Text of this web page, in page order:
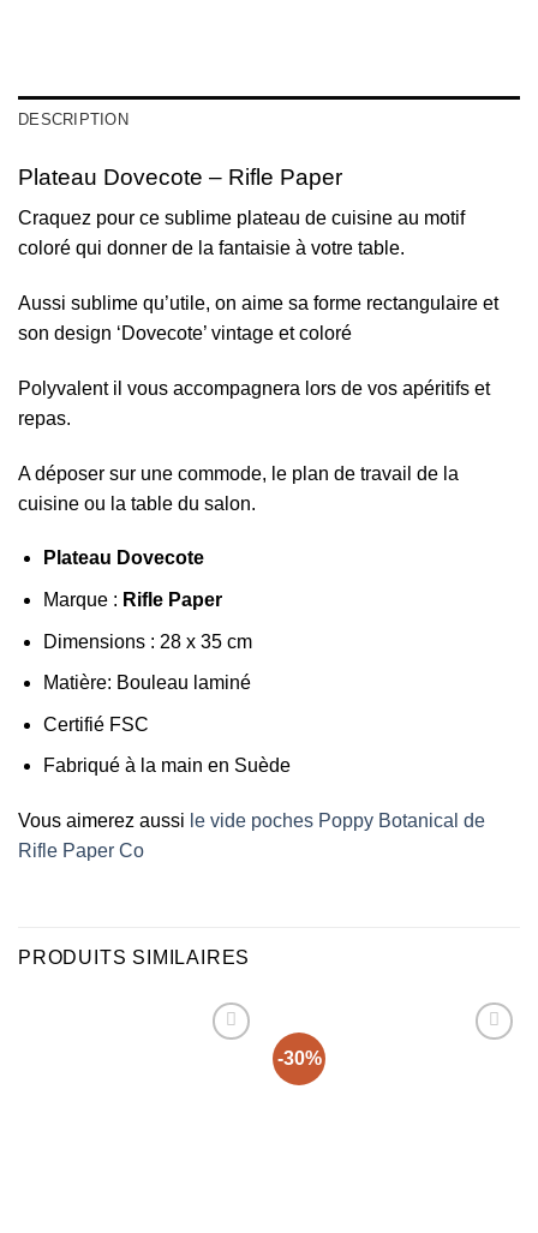
DESCRIPTION
Plateau Dovecote – Rifle Paper
Craquez pour ce sublime plateau de cuisine au motif
coloré qui donner de la fantaisie à votre table.
Aussi sublime qu’utile, on aime sa forme rectangulaire et
son design ‘Dovecote’ vintage et coloré
Polyvalent il vous accompagnera lors de vos apéritifs et
repas.
A déposer sur une commode, le plan de travail de la
cuisine ou la table du salon.
Plateau Dovecote
Marque : Rifle Paper
Dimensions : 28 x 35 cm
Matière: Bouleau laminé
Certifié FSC
Fabriqué à la main en Suède
Vous aimerez aussi le vide poches Poppy Botanical de
Rifle Paper Co
PRODUITS SIMILAIRES
-30%